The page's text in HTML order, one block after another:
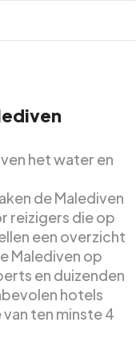
het water en
de Malediven
reizigers die op
een overzicht
Malediven op
en duizenden
hotels
ten minste 4